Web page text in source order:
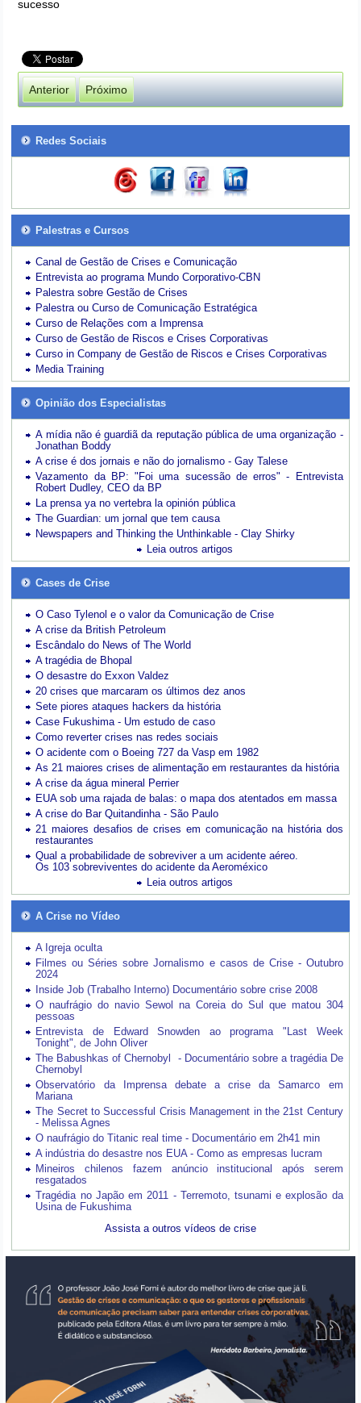
sucesso
Anterior Próximo
Redes Sociais
Palestras e Cursos
Canal de Gestão de Crises e Comunicação
Entrevista ao programa Mundo Corporativo-CBN
Palestra sobre Gestão de Crises
Palestra ou Curso de Comunicação Estratégica
Curso de Relações com a Imprensa
Curso de Gestão de Riscos e Crises Corporativas
Curso in Company de Gestão de Riscos e Crises Corporativas
Media Training
Opinião dos Especialistas
A mídia não é guardiã da reputação pública de uma organização -
Jonathan Boddy
A crise é dos jornais e não do jornalismo - Gay Talese
Vazamento da BP: "Foi uma sucessão de erros" - Entrevista
Robert Dudley, CEO da BP
La prensa ya no vertebra la opinión pública
The Guardian: um jornal que tem causa
Newspapers and Thinking the Unthinkable - Clay Shirky
Leia outros artigos
Cases de Crise
O Caso Tylenol e o valor da Comunicação de Crise
A crise da British Petroleum
Escândalo do News of The World
A tragédia de Bhopal
O desastre do Exxon Valdez
20 crises que marcaram os últimos dez anos
Sete piores ataques hackers da história
Case Fukushima - Um estudo de caso
Como reverter crises nas redes sociais
O acidente com o Boeing 727 da Vasp em 1982
As 21 maiores crises de alimentação em restaurantes da história
A crise da água mineral Perrier
EUA sob uma rajada de balas: o mapa dos atentados em massa
A crise do Bar Quitandinha - São Paulo
21 maiores desafios de crises em comunicação na história dos
restaurantes
Qual a probabilidade de sobreviver a um acidente aéreo.
Os 103 sobreviventes do acidente da Aeroméxico
Leia outros artigos
A Crise no Vídeo
A Igreja oculta
Filmes ou Séries sobre Jornalismo e casos de Crise - Outubro
2024
Inside Job (Trabalho Interno) Documentário sobre crise 2008
O naufrágio do navio Sewol na Coreia do Sul que matou 304
pessoas
Entrevista de Edward Snowden ao programa "Last Week
Tonight", de John Oliver
The Babushkas of Chernobyl - Documentário sobre a tragédia De
Chernobyl
Observatório da Imprensa debate a crise da Samarco em
Mariana
The Secret to Successful Crisis Management in the 21st Century
- Melissa Agnes
O naufrágio do Titanic real time - Documentário em 2h41 min
A indústria do desastre nos EUA - Como as empresas lucram
Mineiros chilenos fazem anúncio institucional após serem
resgatados
Tragédia no Japão em 2011 - Terremoto, tsunami e explosão da
Usina de Fukushima
Assista a outros vídeos de crise